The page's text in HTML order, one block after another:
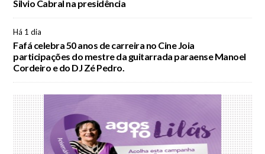
Silvio Cabral na presidência
Há 1 dia
Fafá celebra 50 anos de carreira no Cine Joia
participações do mestre da guitarrada paraense Manoel
Cordeiro e do DJ Zé Pedro.